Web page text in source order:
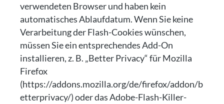
verwendeten Browser und haben kein
automatisches Ablaufdatum. Wenn Sie keine
Verarbeitung der Flash-Cookies wünschen,
müssen Sie ein entsprechendes Add-On
installieren, z. B. „Better Privacy“ für Mozilla
Firefox
(https://addons.mozilla.org/de/firefox/addon/b
etterprivacy/) oder das Adobe-Flash-Killer-